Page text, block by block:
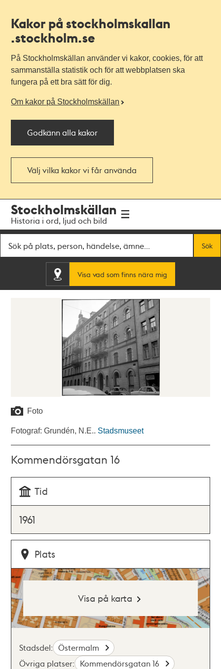
Kakor på stockholmskallan
.stockholm.se
På Stockholmskällan använder vi kakor, cookies, för att
sammanställa statistik och för att webbplatsen ska
fungera på ett bra sätt för dig.
Om kakor på Stockholmskällan
Godkänn alla kakor
Välj vilka kakor vi får använda
navigationen
huvudinnehållet
Stockholmskällan
Historia i ord, ljud och bild
Sök
Visa vad som finns nära mig
Foto
Fotograf: Grundén, N.E.. Stadsmuseet
Kommendörsgatan 16
Tid
1961
Plats
Visa på karta
Stadsdel: Östermalm
Övriga platser: Kommendörsgatan 16